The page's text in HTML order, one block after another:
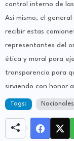
control interno de
Así mismo, el general
recibir estas
representantes del
ética y moral para
transparencia para
sirviendo con honor
Tags: Nacionales